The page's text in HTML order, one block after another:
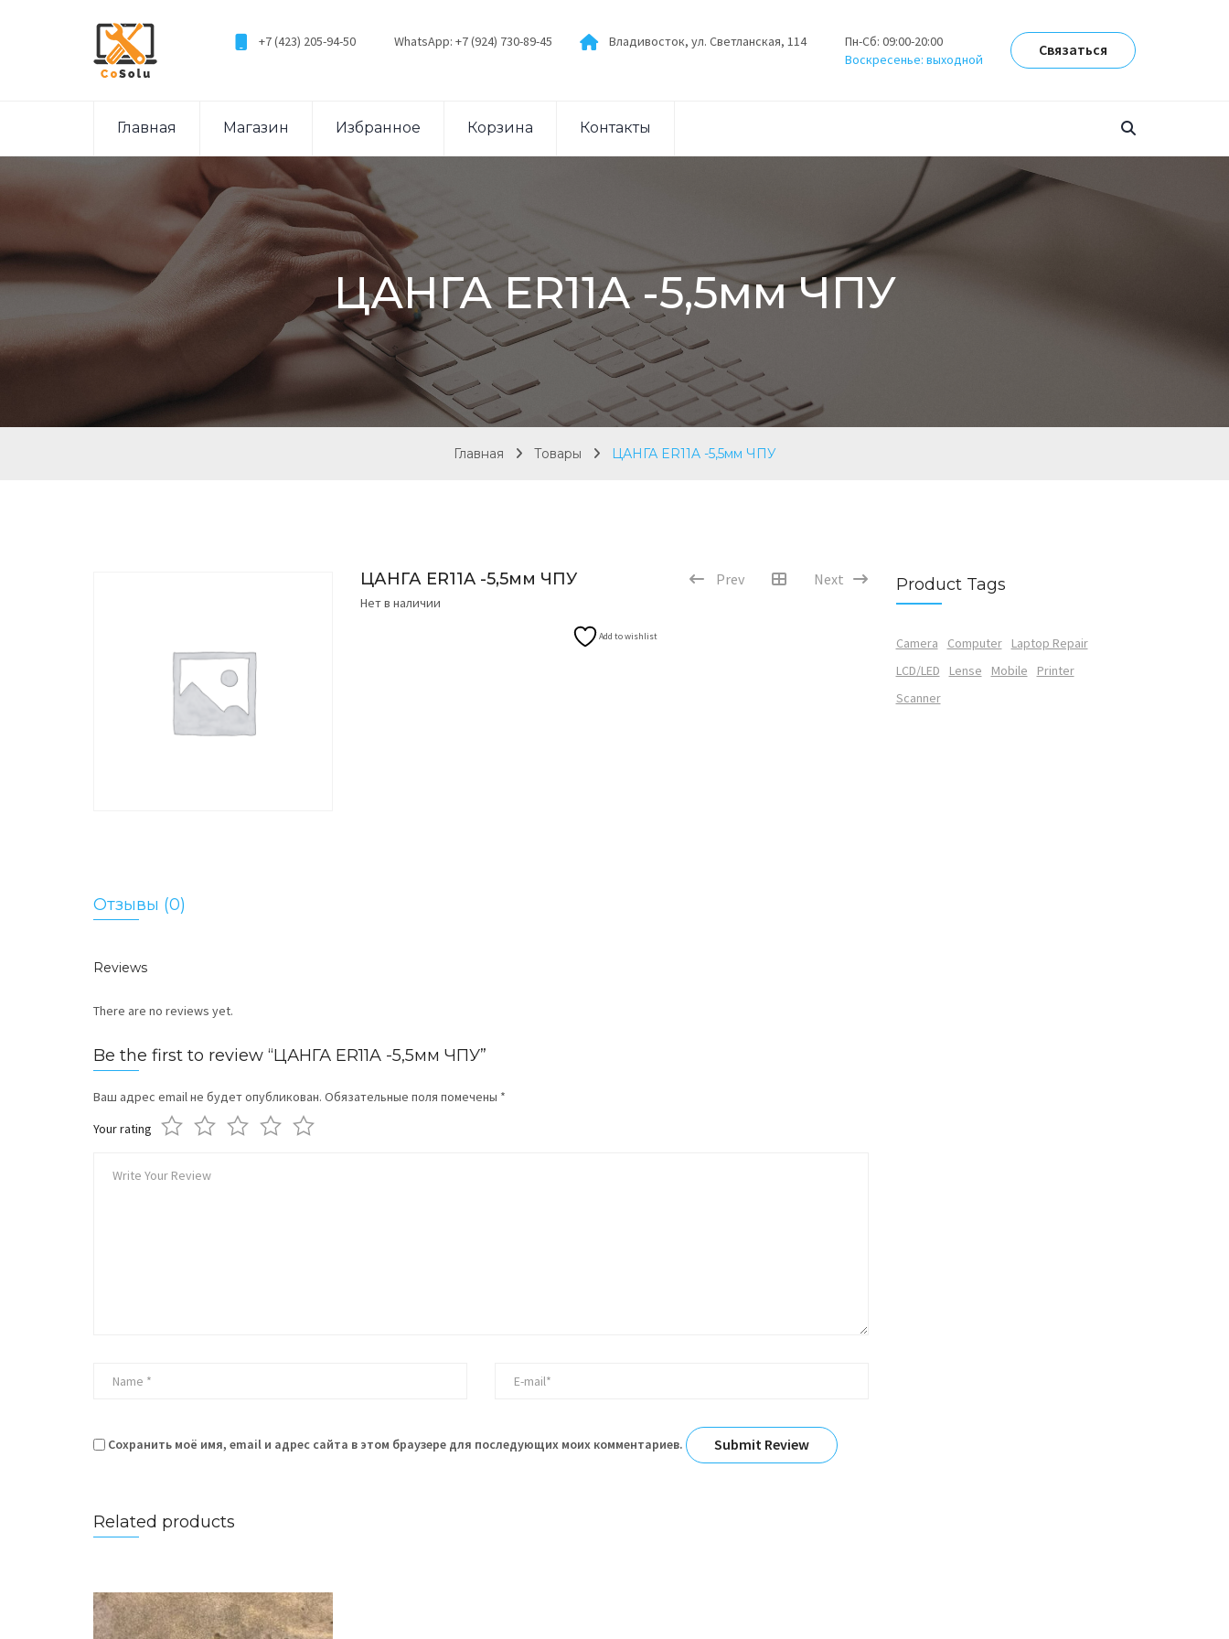
+7 (423) 205-94-50 WhatsApp: +7 (924) 730-89-45 Владивосток, ул. Светланская, 114
Пн-Сб: 09:00-20:00
Воскресенье: выходной
Связаться
Главная Магазин Избранное Корзина Контакты
ЦАНГА ER11A -5,5мм ЧПУ
Главная Товары ЦАНГА ER11A -5,5мм ЧПУ
Prev Next
ЦАНГА ER11A -5,5мм ЧПУ
Нет в наличии
Add to wishlist
Отзывы (0)
Reviews
There are no reviews yet.
Be the first to review “ЦАНГА ER11A -5,5мм ЧПУ”
Ваш адрес email не будет опубликован. Обязательные поля помечены *
Your rating
Сохранить моё имя, email и адрес сайта в этом браузере для последующих моих комментариев.
Related products
Product Tags
Camera Computer
Laptop Repair
LCD/LED
Lense Mobile
Printer
Scanner